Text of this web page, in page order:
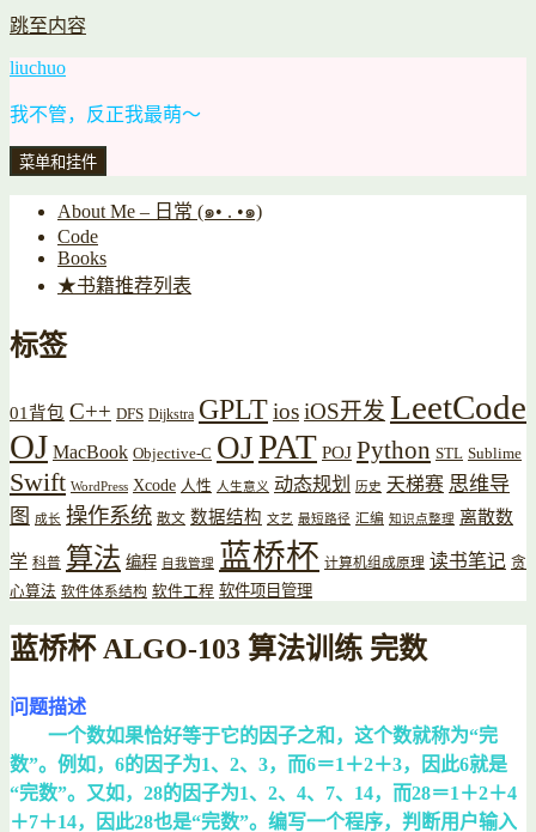
跳至内容
liuchuo
我不管，反正我最萌～
菜单和挂件
About Me – 日常 (๑• . •๑)
Code
Books
★书籍推荐列表
标签
01背包 C++ DFS Dijkstra GPLTiosiOS开发 LeetCode
OJ MacBook Objective-C OJPAT POJ Python STL Sublime
Swift WordPress Xcode 人性 人生意义 动态规划 历史 天梯赛 思维导
图
成长 操作系统 散文 数据结构 文艺 最短路径 汇编 知识点整理 离散数
学 科普 算法 编程 自我管理 蓝桥杯 计算机组成原理 读书笔记 贪
心算法 软件体系结构 软件工程 软件项目管理
蓝桥杯 ALGO-103 算法训练 完数
问题描述
一个数如果恰好等于它的因子之和，这个数就称为“完
数”。例如，6的因子为1、2、3，而6＝1＋2＋3，因此6就是
“完数”。又如，28的因子为1、2、4、7、14，而28＝1＋2＋4
＋7＋14，因此28也是“完数”。编写一个程序，判断用户输入